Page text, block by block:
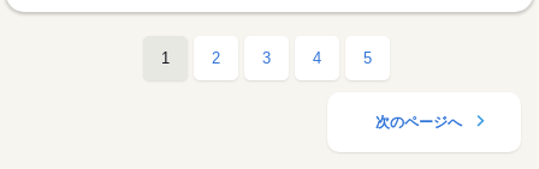
1 2 3 4 5
次のページへ